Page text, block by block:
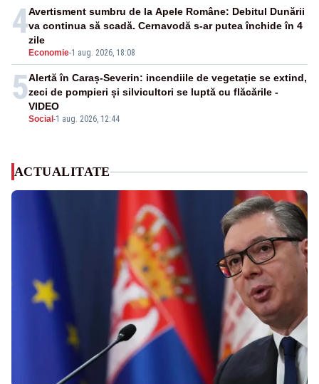
4
Economie-1 aug. 2026, 18:08
Avertisment sumbru de la Apele Române: Debitul Dunării
va continua să scadă. Cernavodă s-ar putea închide în 4
zile
5
Social -1 aug. 2026, 12:44
Alertă în Caraș-Severin: incendiile de vegetație se extind,
zeci de pompieri și silvicultori se luptă cu flăcările -
VIDEO
ACTUALITATE